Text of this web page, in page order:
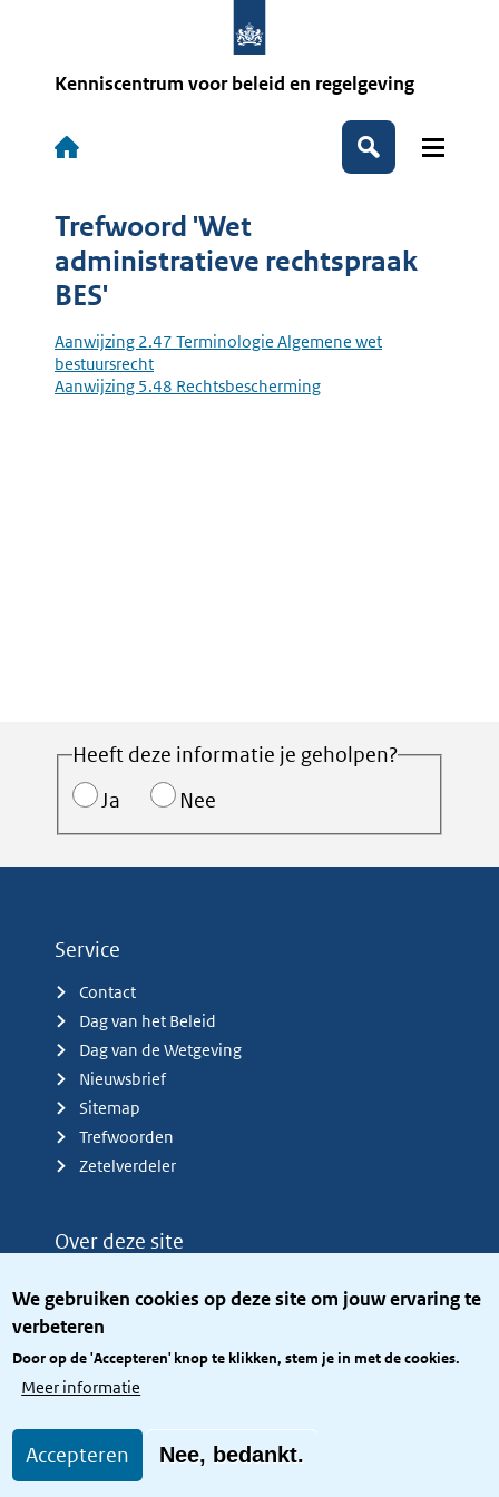
We gebruiken cookies op deze site om jouw ervaring te
verbeteren
Door op de 'Accepteren' knop te klikken, stem je in met de cookies.
Meer informatie
Accepteren Nee, bedankt.
Kenniscentrum voor beleid en regelgeving
Hoofdnavigatie
Zoeken
Trefwoord 'Wet
administratieve rechtspraak
BES'
Aanwijzing 2.47 Terminologie Algemene wet
bestuursrecht
Aanwijzing 5.48 Rechtsbescherming
Heeft deze informatie je geholpen?
Ja
Nee
Service
Contact
Dag van het Beleid
Dag van de Wetgeving
Nieuwsbrief
Sitemap
Trefwoorden
Zetelverdeler
Over deze site
Privacy
Toegang site openbaar
Toegankelijkheid